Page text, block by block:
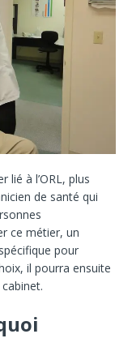
lié à l’ORL, plus
de santé qui
ce métier, un
pour
il pourra ensuite